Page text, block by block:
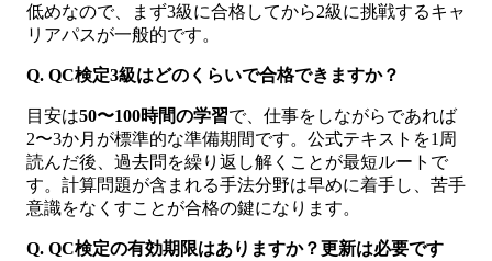
低めなので、まず3級に合格してから2級に挑戦するキャ
リアパスが一般的です。
Q. QC検定3級はどのくらいで合格できますか？
目安は50〜100時間の学習で、仕事をしながらであれば
2〜3か月が標準的な準備期間です。公式テキストを1周
読んだ後、過去問を繰り返し解くことが最短ルートで
す。計算問題が含まれる手法分野は早めに着手し、苦手
意識をなくすことが合格の鍵になります。
Q. QC検定の有効期限はありますか？更新は必要です